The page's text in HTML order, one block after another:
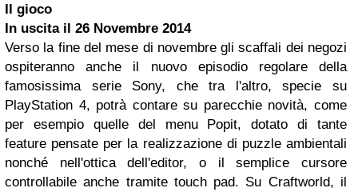
Il gioco
In uscita il 26 Novembre 2014
Verso la fine del mese di novembre gli scaffali dei negozi
ospiteranno anche il nuovo episodio regolare della
famosissima serie Sony, che tra l'altro, specie su
PlayStation 4, potrà contare su parecchie novità, come
per esempio quelle del menu Popit, dotato di tante
feature pensate per la realizzazione di puzzle ambientali
nonché nell'ottica dell'editor, o il semplice cursore
controllabile anche tramite touch pad. Su Craftworld, il